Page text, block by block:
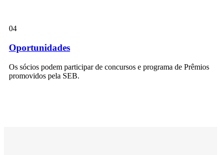
04
Oportunidades
Os sócios podem participar de concursos e programa de Prêmios
promovidos pela SEB.